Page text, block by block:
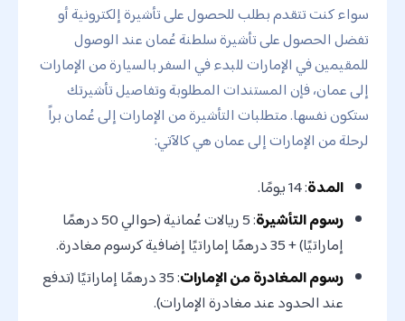
سواء كنت تتقدم بطلب للحصول على تأشيرة إلكترونية أو
تفضل الحصول على تأشيرة سلطنة عُمان عند الوصول
للمقيمين في الإمارات للبدء في السفر بالسيارة من الإمارات
إلى عمان، فإن المستندات المطلوبة وتفاصيل تأشيرتك
ستكون نفسها. متطلبات التأشيرة من الإمارات إلى عُمان براً
لرحلة من الإمارات إلى عمان هي كالآتي:
المدة: 14 يومًا.
رسوم التأشيرة
: 5 ريالات عُمانية (حوالي 50 درهمًا
إماراتيًا) + 35 درهمًا إماراتيًا إضافية كرسوم مغادرة.
رسوم المغادرة من الإمارات
: 35 درهمًا إماراتيًا (تدفع
عند الحدود عند مغادرة الإمارات).